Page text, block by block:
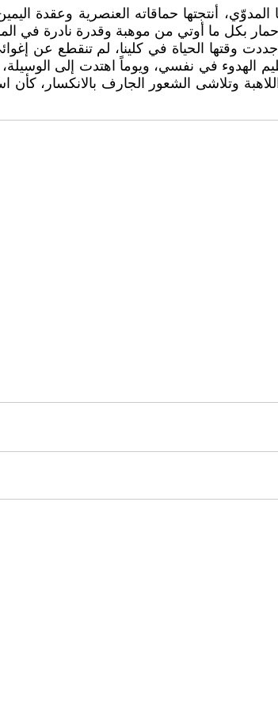
المدوّي، أنتجتها حماقاته العنصرية وعقدة
بكل ما أوتي من موهبة وقدرة نادرة في
وقتها الحياة في كلينا، لم تنقطع عن
الهدوء في نفسي، ويوماً اهتدت إلى
وتلاشى الشعور الجارف بالانكسار،